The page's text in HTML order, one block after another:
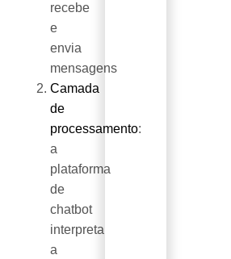
recebe
e
envia
mensagens
Camada
de
processamento:
a
plataforma
de
chatbot
interpreta
a